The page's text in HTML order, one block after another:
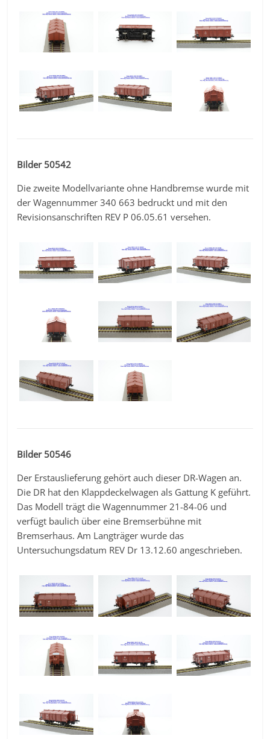
Bilder 50542
Die zweite Modellvariante ohne Handbremse wurde mit
der Wagennummer 340 663 bedruckt und mit den
Revisionsanschriften REV P 06.05.61 versehen.
Bilder 50546
Der Erstauslieferung gehört auch dieser DR-Wagen an.
Die DR hat den Klappdeckelwagen als Gattung K geführt.
Das Modell trägt die Wagennummer 21-84-06 und
verfügt baulich über eine Bremserbühne mit
Bremserhaus. Am Langträger wurde das
Untersuchungsdatum REV Dr 13.12.60 angeschrieben.